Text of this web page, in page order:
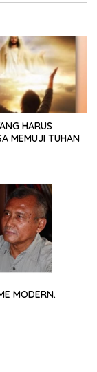
HARUS
MEMUJI TUHAN
MODERN.